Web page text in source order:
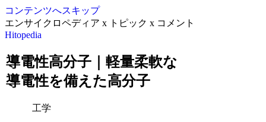
コンテンツへスキップ
エンサイクロペディア x トピック x コメント
Hitopedia
導電性高分子｜軽量柔軟な
導電性を備えた高分子
工学